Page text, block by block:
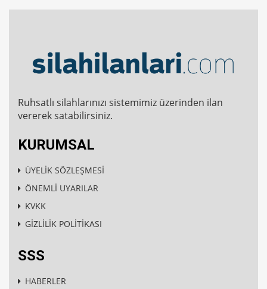
Ruhsatlı silahlarınızı sistemimiz üzerinden ilan
vererek satabilirsiniz.
KURUMSAL
ÜYELİK SÖZLEŞMESİ
ÖNEMLİ UYARILAR
KVKK
GİZLİLİK POLİTİKASI
SSS
HABERLER